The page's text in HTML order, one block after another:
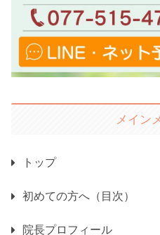
メイン
トップ
初めての方へ（目次）
院長プロフィール